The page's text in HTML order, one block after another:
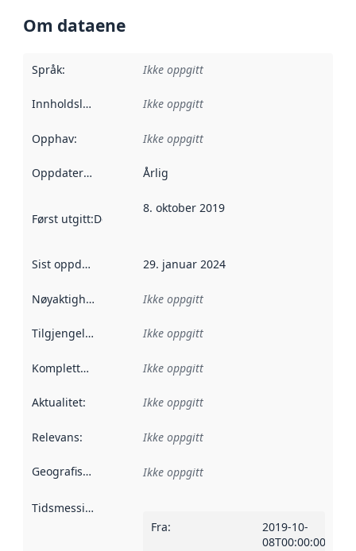
Om dataene
Språk: Ikke oppgitt
Innholdsleverandører :
Ikke oppgitt
Opphav: Ikke oppgitt
Oppdateringsfrekvens :
Årlig
Først utgitt:Denne datoen sier når dataene i dette
8. oktober 2019
Sist oppdatert 29. januar 2024
Nøyaktighet Ikke oppgitt
Tilgjengelighet Ikke oppgitt
Kompletthet Ikke oppgitt
Aktualitet: Ikke oppgitt
Relevans: Ikke oppgitt
Geografisk avgrensning :
Ikke oppgitt
Tidsmessig avgrensning
Fra:
2019-10-
08T00:00:00Z